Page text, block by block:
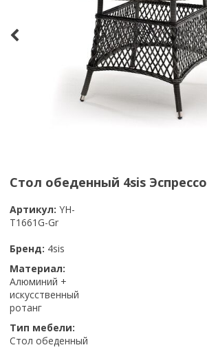
Стол обеденный 4sis Эспрессо
Артикул: YH-
T1661G-Gr
Бренд: 4sis
Материал:
Алюминий +
искусственный
ротанг
Тип мебели:
Стол обеденный